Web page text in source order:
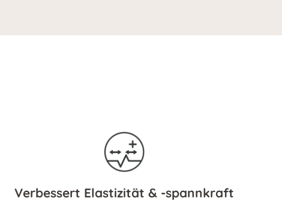
Verbessert Elastizität & -spannkraft